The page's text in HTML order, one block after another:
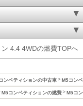
4.4 4WDの燃費TOPへ
ンペティションの中古車 M5コン
M5コンペティションの燃費 M5コ